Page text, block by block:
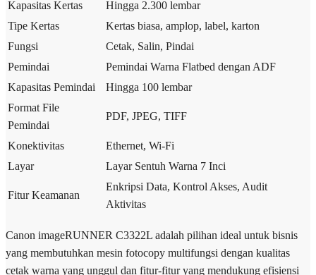
Kapasitas Kertas
Hingga 2.300 lembar
Tipe Kertas
Kertas biasa, amplop, label, karton
Fungsi
Cetak, Salin, Pindai
Pemindai
Pemindai Warna Flatbed dengan ADF
Kapasitas Pemindai
Hingga 100 lembar
Format File
Pemindai
PDF, JPEG, TIFF
Konektivitas
Ethernet, Wi-Fi
Layar
Layar Sentuh Warna 7 Inci
Fitur Keamanan
Enkripsi Data, Kontrol Akses, Audit
Aktivitas
Canon imageRUNNER C3322L adalah pilihan ideal untuk bisnis
yang membutuhkan mesin fotocopy multifungsi dengan kualitas
cetak warna yang unggul dan fitur-fitur yang mendukung efisiensi